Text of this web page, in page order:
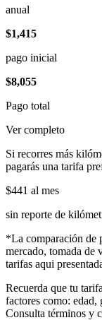
anual
$1,415
pago inicial
$8,055
Pago total
Ver completo
Si recorres más
pagarás una tarifa
$441 al mes
sin reporte de
*La comparación de
mercado, tomada de
tarifas aqui
Recuerda que tu
factores como: edad,
Consulta términos y